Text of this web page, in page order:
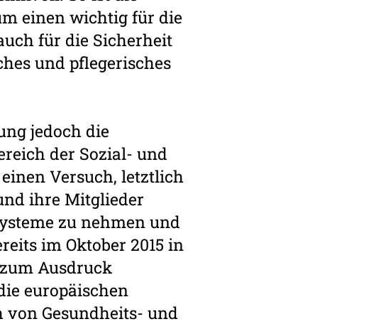
einen wichtig für die
für die Sicherheit
und pflegerisches
jedoch die
der Sozial- und
Versuch, letztlich
ihre Mitglieder
zu nehmen und
im Oktober 2015 in
Ausdruck
europäischen
Gesundheits- und